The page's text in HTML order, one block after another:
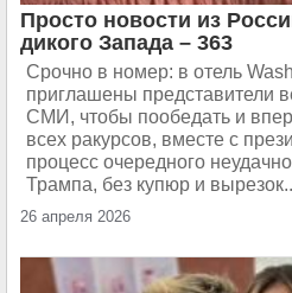
Просто новости из
дикого Запада – 363
Срочно в номер: в отель
приглашены представители
СМИ, чтобы пообедать и
всех ракурсов, вместе с
процесс очередного
Трампа, без купюр и
26 апреля 2026